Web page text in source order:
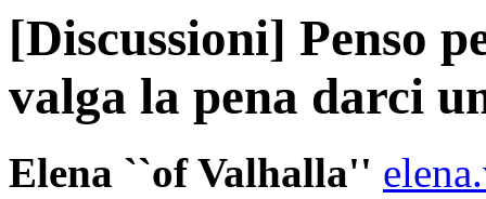
[Discussioni] Penso
valga la pena darci
Elena ``of Valhalla''